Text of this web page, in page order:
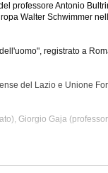
professore Antonio
Walter Schwimmer
registrato a
del Lazio e Unione
Giorgio Gaja
Ue, Corte
Giustizia, Magistratura,